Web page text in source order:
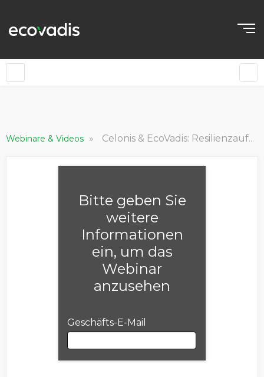
Webinare & Videos » Celonis & EcoVadis: Resilienzaufbau in der Lieferkette
Bitte geben Sie
weitere
Informationen
ein, um das
Webinar
anzusehen
Geschäfts-E-Mail